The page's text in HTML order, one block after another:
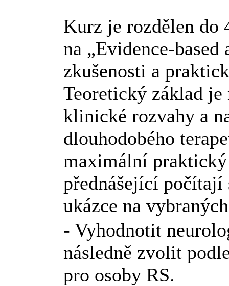
Kurz je rozdělen do
na „Evidence-
zkušenosti a
Teoretický základ je
klinické rozvahy a
dlouhodobého
maximální
přednášející počítají
ukázce na
- Vyhodnotit
následně zvolit
pro osoby RS.